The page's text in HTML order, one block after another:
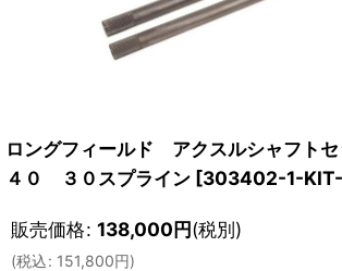
ロングフィールド アクスルシャフト
４０ ３０スプライン [303402-1-KIT-
販売価格: 138,000円(税別)
(税込: 151,800円)